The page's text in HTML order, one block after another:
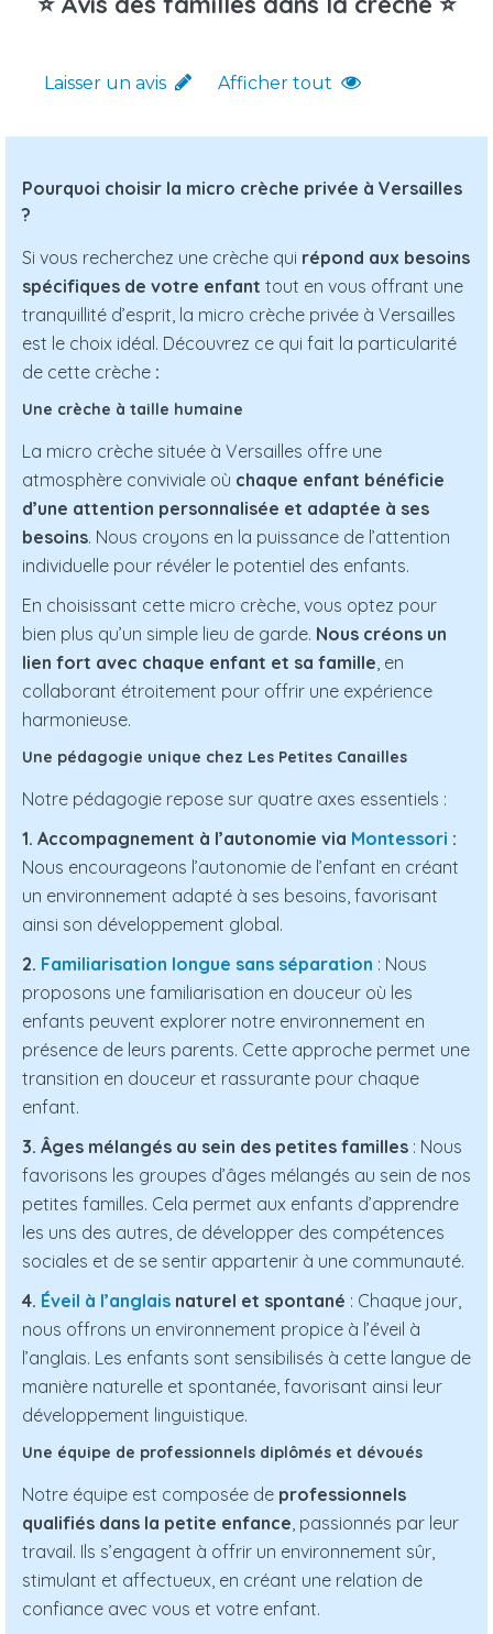
Laisser un avis Afficher tout
Pourquoi choisir la micro crèche privée à Versailles
?
Si vous recherchez une crèche qui répond aux besoins
spécifiques de votre enfant tout en vous offrant une
tranquillité d’esprit, la micro crèche privée à Versailles
est le choix idéal. Découvrez ce qui fait la particularité
de cette crèche :
Une crèche à taille humaine
La micro crèche située à Versailles offre une
atmosphère conviviale où chaque enfant bénéficie
d’une attention personnalisée et adaptée à ses
besoins. Nous croyons en la puissance de l’attention
individuelle pour révéler le potentiel des enfants.
En choisissant cette micro crèche, vous optez pour
bien plus qu’un simple lieu de garde. Nous créons un
lien fort avec chaque enfant et sa famille, en
collaborant étroitement pour offrir une expérience
harmonieuse.
Une pédagogie unique chez Les Petites Canailles
Notre pédagogie repose sur quatre axes essentiels :
1. Accompagnement à l’autonomie via Montessori :
Nous encourageons l’autonomie de l’enfant en créant
un environnement adapté à ses besoins, favorisant
ainsi son développement global.
2. Familiarisation longue sans séparation : Nous
proposons une familiarisation en douceur où les
enfants peuvent explorer notre environnement en
présence de leurs parents. Cette approche permet une
transition en douceur et rassurante pour chaque
enfant.
3. Âges mélangés au sein des petites familles : Nous
favorisons les groupes d’âges mélangés au sein de nos
petites familles. Cela permet aux enfants d’apprendre
les uns des autres, de développer des compétences
sociales et de se sentir appartenir à une communauté.
4. Éveil à l’anglais naturel et spontané : Chaque jour,
nous offrons un environnement propice à l’éveil à
l’anglais. Les enfants sont sensibilisés à cette langue de
manière naturelle et spontanée, favorisant ainsi leur
développement linguistique.
Une équipe de professionnels diplômés et dévoués
Notre équipe est composée de professionnels
qualifiés dans la petite enfance, passionnés par leur
travail. Ils s’engagent à offrir un environnement sûr,
stimulant et affectueux, en créant une relation de
confiance avec vous et votre enfant.